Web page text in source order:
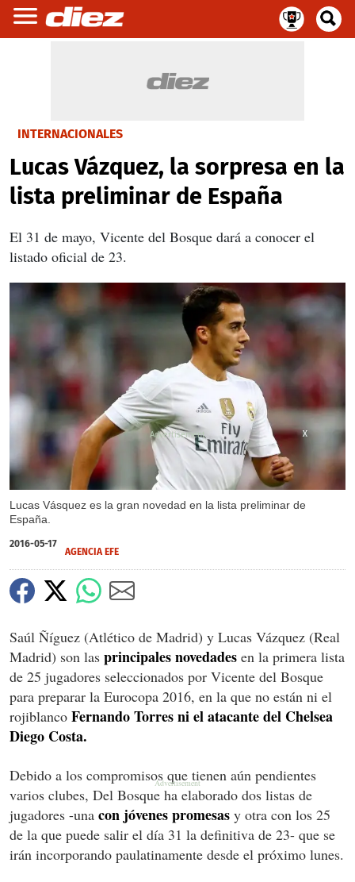
INTERNACIONALES
Lucas Vázquez, la sorpresa en la
lista preliminar de España
El 31 de mayo, Vicente del Bosque dará a conocer el
listado oficial de 23.
Lucas Vásquez es la gran novedad en la lista preliminar de
España.
X
X
2016-05-17
AGENCIA EFE
Saúl Ñíguez (Atlético de Madrid) y Lucas Vázquez (Real
Madrid) son las principales novedades en la primera lista
de 25 jugadores seleccionados por Vicente del Bosque
para preparar la Eurocopa 2016, en la que no están ni el
rojiblanco Fernando Torres ni el atacante del Chelsea
Diego Costa.
Debido a los compromisos que tienen aún pendientes
varios clubes, Del Bosque ha elaborado dos listas de
jugadores -una con jóvenes promesas y otra con los 25
de la que puede salir el día 31 la definitiva de 23- que se
irán incorporando paulatinamente desde el próximo lunes.